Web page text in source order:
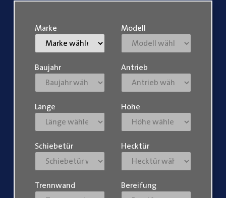
Marke Modell
Baujahr Antrieb
Länge Höhe
Schiebetür Hecktür
Trennwand Bereifung